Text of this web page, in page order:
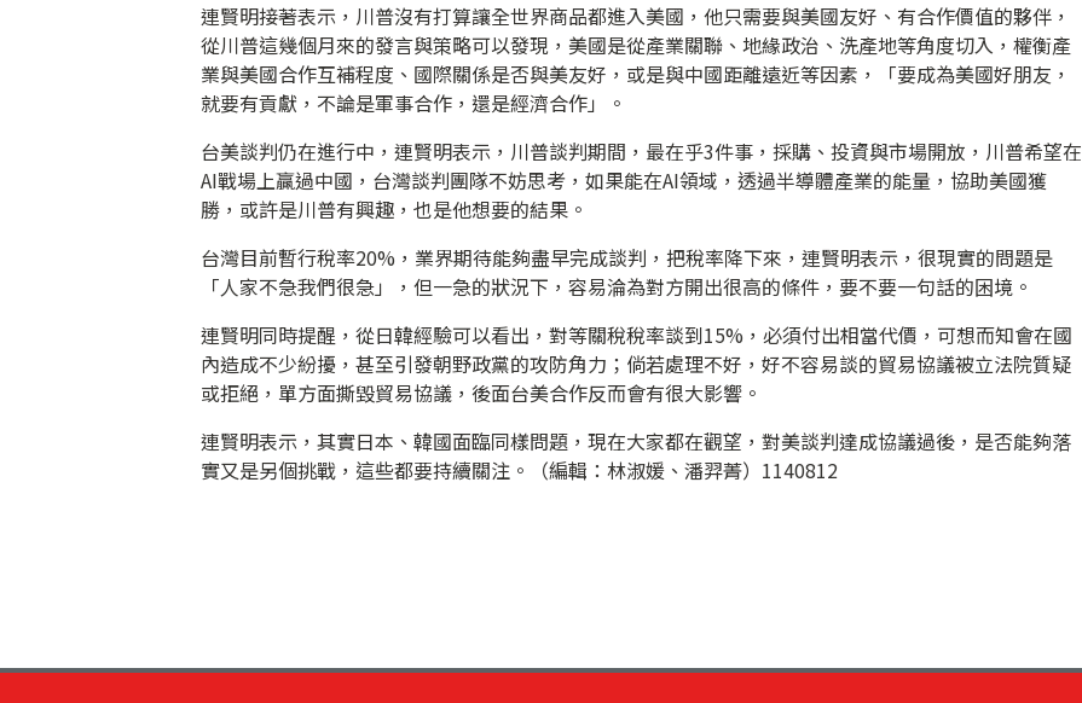
連賢明接著表示，川普沒有打算讓全世界商品都進入美國，他只需要與美國友好、有合作價值的夥伴，
從川普這幾個月來的發言與策略可以發現，美國是從產業關聯、地緣政治、洗產地等角度切入，權衡產
業與美國合作互補程度、國際關係是否與美友好，或是與中國距離遠近等因素，「要成為美國好朋友，
就要有貢獻，不論是軍事合作，還是經濟合作」。
台美談判仍在進行中，連賢明表示，川普談判期間，最在乎3件事，採購、投資與市場開放，川普希望在
AI戰場上贏過中國，台灣談判團隊不妨思考，如果能在AI領域，透過半導體產業的能量，協助美國獲
勝，或許是川普有興趣，也是他想要的結果。
台灣目前暫行稅率20%，業界期待能夠盡早完成談判，把稅率降下來，連賢明表示，很現實的問題是
「人家不急我們很急」，但一急的狀況下，容易淪為對方開出很高的條件，要不要一句話的困境。
連賢明同時提醒，從日韓經驗可以看出，對等關稅稅率談到15%，必須付出相當代價，可想而知會在國
內造成不少紛擾，甚至引發朝野政黨的攻防角力；倘若處理不好，好不容易談的貿易協議被立法院質疑
或拒絕，單方面撕毀貿易協議，後面台美合作反而會有很大影響。
連賢明表示，其實日本、韓國面臨同樣問題，現在大家都在觀望，對美談判達成協議過後，是否能夠落
實又是另個挑戰，這些都要持續關注。（編輯：林淑媛、潘羿菁）1140812